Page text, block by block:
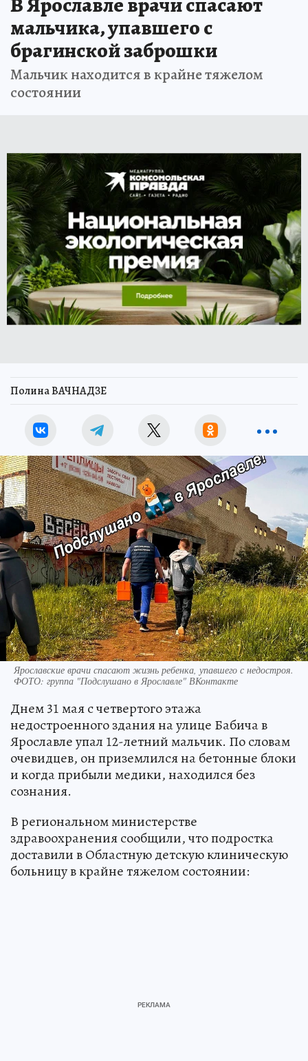
мальчика, упавшего с
брагинской заброшки
Мальчик находится в крайне тяжелом
состоянии
Полина ВАЧНАДЗЕ
Ярославские врачи спасают жизнь ребенка, упавшего с недостроя.
ФОТО: группа "Подслушано в Ярославле" ВКонтакте
Днем 31 мая с четвертого этажа
недостроенного здания на улице Бабича в
Ярославле упал 12-летний мальчик. По словам
очевидцев, он приземлился на бетонные блоки
и когда прибыли медики, находился без
сознания.
В региональном министерстве
здравоохранения сообщили, что подростка
доставили в Областную детскую клиническую
больницу в крайне тяжелом состоянии: